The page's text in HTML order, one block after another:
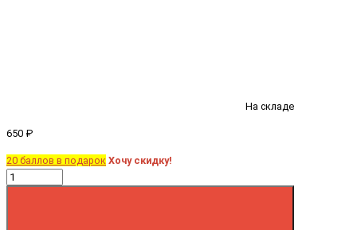
На складе
650 ₽
20 баллов в подарок Хочу скидку!